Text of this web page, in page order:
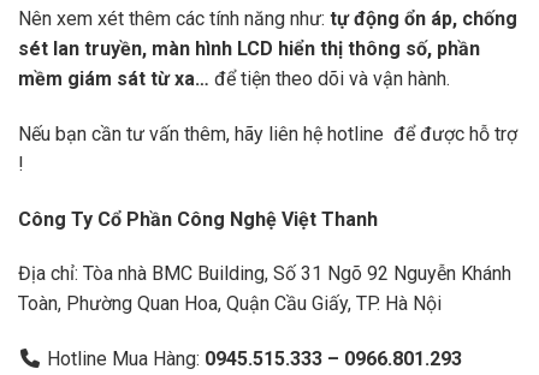
Nên xem xét thêm các tính năng như: tự động ổn áp, chống
sét lan truyền, màn hình LCD hiển thị thông số, phần
mềm giám sát từ xa… để tiện theo dõi và vận hành.
Nếu bạn cần tư vấn thêm, hãy liên hệ hotline để được hỗ trợ
!
Công Ty Cổ Phần Công Nghệ Việt Thanh
Địa chỉ: Tòa nhà BMC Building, Số 31 Ngõ 92 Nguyễn Khánh
Toàn, Phường Quan Hoa, Quận Cầu Giấy, TP. Hà Nội
Hotline Mua Hàng: 0945.515.333 – 0966.801.293